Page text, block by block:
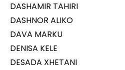
DASHAMIR TAHIRI
DASHNOR ALIKO
DAVA MARKU
DENISA KELE
DESADA XHETANI